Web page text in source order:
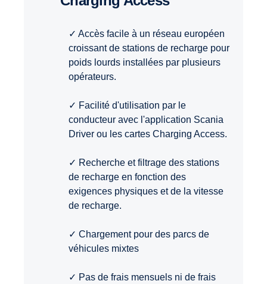
✓ Accès facile à un réseau européen
croissant de stations de recharge pour
poids lourds installées par plusieurs
opérateurs.
✓ Facilité d'utilisation par le
conducteur avec l'application Scania
Driver ou les cartes Charging Access.
✓ Recherche et filtrage des stations
de recharge en fonction des
exigences physiques et de la vitesse
de recharge.
✓ Chargement pour des parcs de
véhicules mixtes
✓ Pas de frais mensuels ni de frais